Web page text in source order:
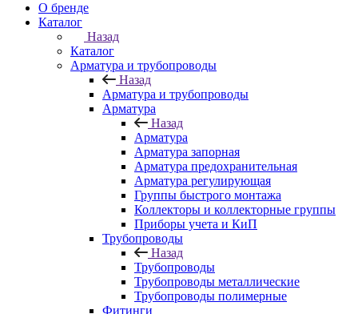
О бренде
Каталог
Назад
Каталог
Арматура и трубопроводы
Назад
Арматура и трубопроводы
Арматура
Назад
Арматура
Арматура запорная
Арматура предохранительная
Арматура регулирующая
Группы быстрого монтажа
Коллекторы и коллекторные группы
Приборы учета и КиП
Трубопроводы
Назад
Трубопроводы
Трубопроводы металлические
Трубопроводы полимерные
Фитинги